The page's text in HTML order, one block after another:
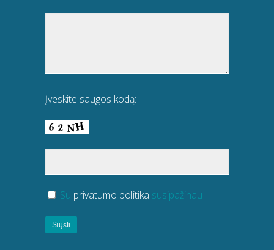
Įveskite saugos kodą:
Su privatumo politika susipažinau